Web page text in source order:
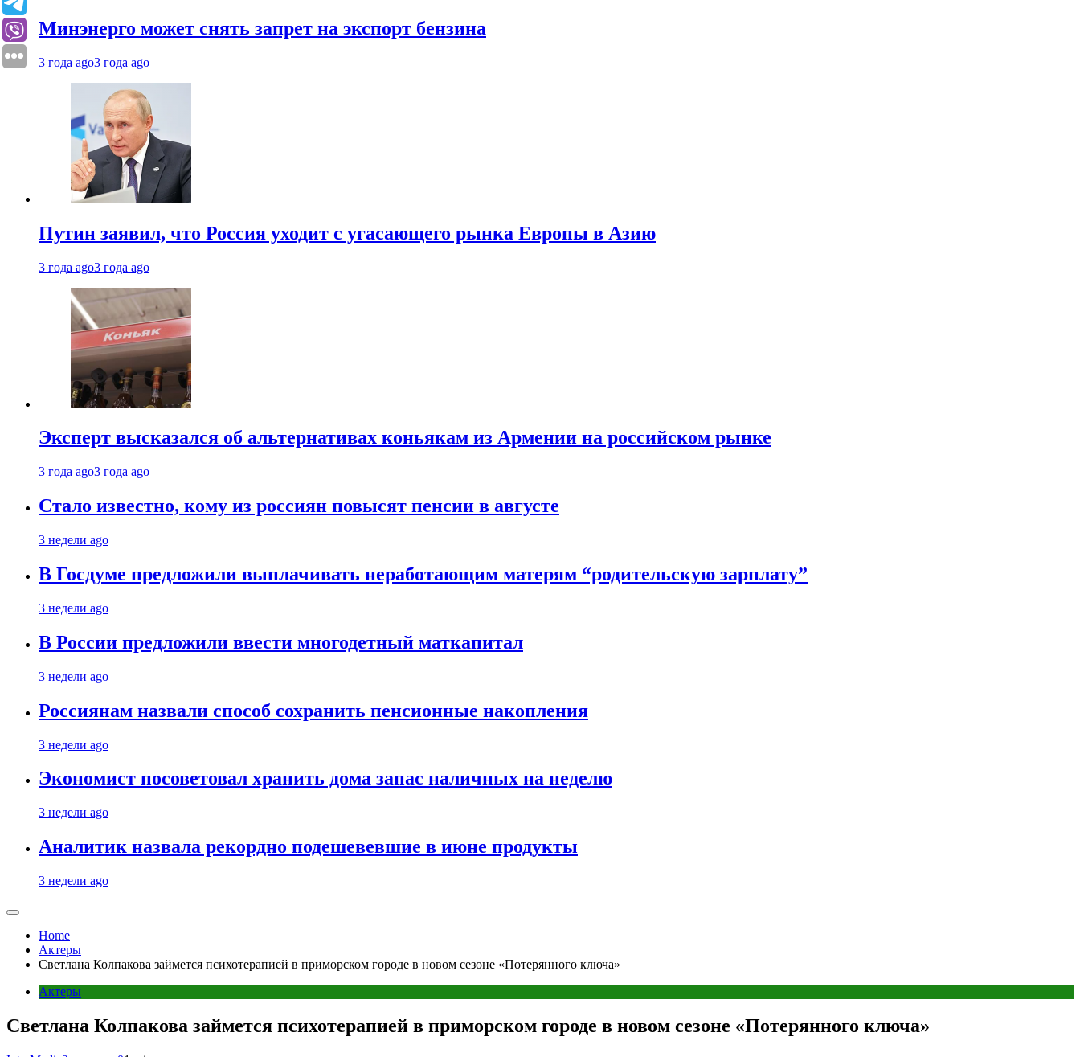
Минэнерго может снять запрет на экспорт бензина
3 года ago3 года ago
Путин заявил, что Россия уходит с угасающего рынка Европы в Азию
3 года ago3 года ago
Эксперт высказался об альтернативах коньякам из Армении на российском рынке
3 года ago3 года ago
Стало известно, кому из россиян повысят пенсии в августе
3 недели ago
В Госдуме предложили выплачивать неработающим матерям “родительскую зарплату”
3 недели ago
В России предложили ввести многодетный маткапитал
3 недели ago
Россиянам назвали способ сохранить пенсионные накопления
3 недели ago
Экономист посоветовал хранить дома запас наличных на неделю
3 недели ago
Аналитик назвала рекордно подешевевшие в июне продукты
3 недели ago
Home
Актеры
Светлана Колпакова займется психотерапией в приморском городе в новом сезоне «Потерянного ключа»
Актеры
Светлана Колпакова займется психотерапией в приморском городе в новом сезоне «Потерянного ключа»